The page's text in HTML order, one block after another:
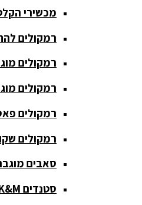
כריזה
ומגפונים
מדונה
אלחוטית
מיקסר
מוגברים
מיקרופון
מכשירי
רמקולים
רמקולים
רמקולים
רמקולים
רמקולים
סאבים
סטנדים K&M